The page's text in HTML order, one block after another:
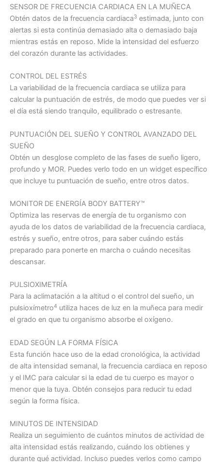
SENSOR DE FRECUENCIA CARDIACA EN LA MUÑECA
Obtén datos de la frecuencia cardiaca3 estimada, junto con
alertas si esta continúa demasiado alta o demasiado baja
mientras estás en reposo. Mide la intensidad del esfuerzo
del corazón durante las actividades.
CONTROL DEL ESTRÉS
La variabilidad de la frecuencia cardiaca se utiliza para
calcular la puntuación de estrés, de modo que puedes ver si
el día está siendo tranquilo, equilibrado o estresante.
PUNTUACIÓN DEL SUEÑO Y CONTROL AVANZADO DEL
SUEÑO
Obtén un desglose completo de las fases de sueño ligero,
profundo y MOR. Puedes verlo todo en un widget específico
que incluye tu puntuación de sueño, entre otros datos.
MONITOR DE ENERGÍA BODY BATTERY™
Optimiza las reservas de energía de tu organismo con
ayuda de los datos de variabilidad de la frecuencia cardiaca,
estrés y sueño, entre otros, para saber cuándo estás
preparado para ponerte en marcha o cuándo necesitas
descansar.
PULSIOXIMETRÍA
Para la aclimatación a la altitud o el control del sueño, un
pulsioxímetro4 utiliza haces de luz en la muñeca para medir
el grado en que tu organismo absorbe el oxígeno.
EDAD SEGÚN LA FORMA FÍSICA
Esta función hace uso de la edad cronológica, la actividad
de alta intensidad semanal, la frecuencia cardiaca en reposo
y el IMC para calcular si la edad de tu cuerpo es mayor o
menor que la tuya. Obtén consejos para reducir tu edad
según la forma física.
MINUTOS DE INTENSIDAD
Realiza un seguimiento de cuántos minutos de actividad de
alta intensidad estás realizando, cuándo los obtienes y
durante qué actividad. Incluso puedes verlos como campo